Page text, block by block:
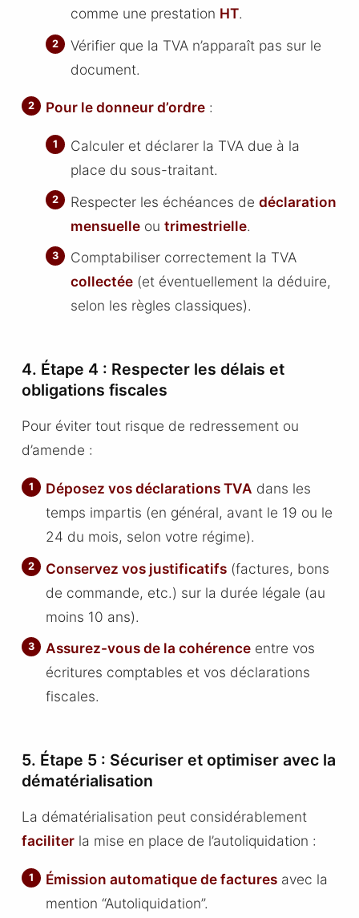
comme une prestation HT.
Vérifier que la TVA n’apparaît pas sur le
document.
Pour le donneur d’ordre :
Calculer et déclarer la TVA due à la
place du sous-traitant.
Respecter les échéances de déclaration
mensuelleou trimestrielle.
Comptabiliser correctement la TVA
collectée(et éventuellement la déduire,
selon les règles classiques).
4. Étape 4 : Respecter les délais et
obligations fiscales
Pour éviter tout risque de redressement ou
d’amende :
Déposez vos déclarations TVA dans les
temps impartis (en général, avant le 19 ou le
24 du mois, selon votre régime).
Conservez vos justificatifs (factures, bons
de commande, etc.) sur la durée légale (au
moins 10 ans).
Assurez-vous de la cohérence entre vos
écritures comptables et vos déclarations
fiscales.
5. Étape 5 : Sécuriser et optimiser avec la
dématérialisation
La dématérialisation peut considérablement
faciliterla mise en place de l’autoliquidation :
Émission automatique de factures avec la
mention “Autoliquidation”.